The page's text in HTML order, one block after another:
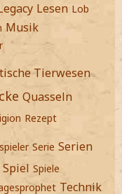
Lesen Lob
Musik
Tierwesen
Quasseln
Rezept
Serie Serien
Spiel Spiele
Technik